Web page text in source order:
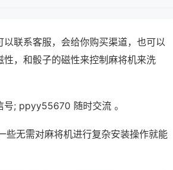
联系客服，会给你购买渠道，也可以
，和骰子的磁性来控制麻将机来洗
; ppyy55670 随时交流 。
些无需对麻将机进行复杂安装操作就能